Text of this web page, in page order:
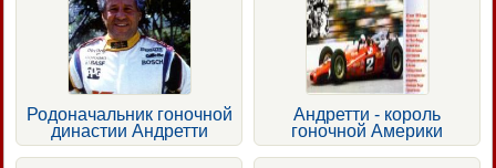
Родоначальник гоночной
династии Андретти
Андретти - король
гоночной Америки